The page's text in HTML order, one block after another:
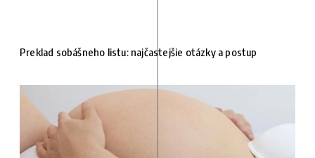
Preklad sobášneho listu: najčastejšie otázky a postup